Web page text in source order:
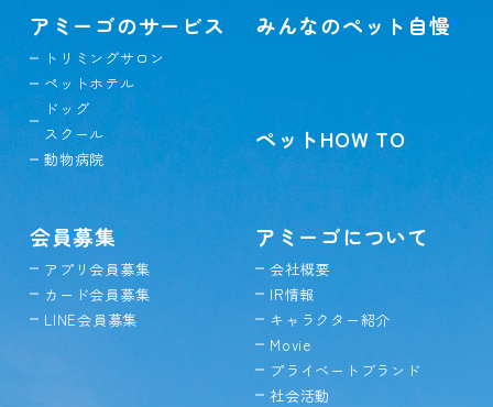
アミーゴのサービス
トリミングサロン
ペットホテル
ドッグ
スクール
動物病院
みんなのペット自慢
ペットHOW TO
会員募集
アプリ会員募集
カード会員募集
LINE会員募集
アミーゴについて
会社概要
IR情報
キャラクター紹介
Movie
プライベートブランド
社会活動